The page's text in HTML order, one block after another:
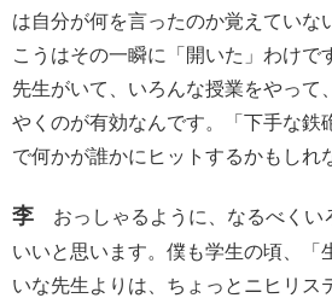
は自分が何を言ったのか覚えていな
こうはその一瞬に「開いた」わけで
先生がいて、いろんな授業をやって
やくのが有効なんです。「下手な鉄
で何かが誰かにヒットするかもしれ
李 おっしゃるように、なるべくい
いいと思います。僕も学生の頃、「
いな先生よりは、ちょっとニヒリス